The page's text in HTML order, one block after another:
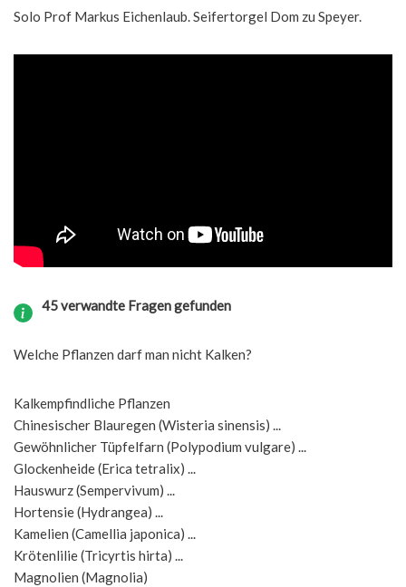
Solo Prof Markus Eichenlaub. Seifertorgel Dom zu Speyer.
45 verwandte Fragen gefunden
Welche Pflanzen darf man nicht Kalken?
Kalkempfindliche Pflanzen
Chinesischer Blauregen (Wisteria sinensis) ...
Gewöhnlicher Tüpfelfarn (Polypodium vulgare) ...
Glockenheide (Erica tetralix) ...
Hauswurz (Sempervivum) ...
Hortensie (Hydrangea) ...
Kamelien (Camellia japonica) ...
Krötenlilie (Tricyrtis hirta) ...
Magnolien (Magnolia)